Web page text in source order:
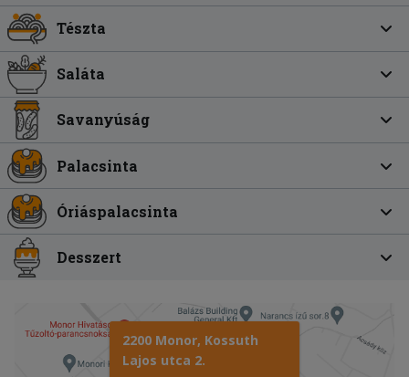
Tészta
Saláta
Savanyúság
Palacsinta
Óriáspalacsinta
Desszert
2200 Monor, Kossuth
Lajos utca 2.